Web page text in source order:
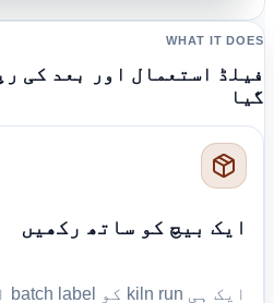
WHAT IT DOES
فیلڈ استعمال اور بعد کی
گیا
ایک بیچ کو ساتھ رکھیں